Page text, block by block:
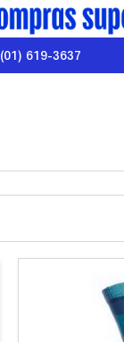
(01) 619-3637